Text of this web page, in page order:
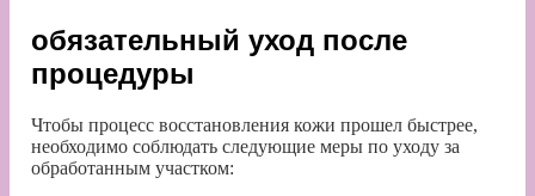
обязательный уход после
процедуры
Чтобы процесс восстановления кожи прошел быстрее,
необходимо соблюдать следующие меры по уходу за
обработанным участком: